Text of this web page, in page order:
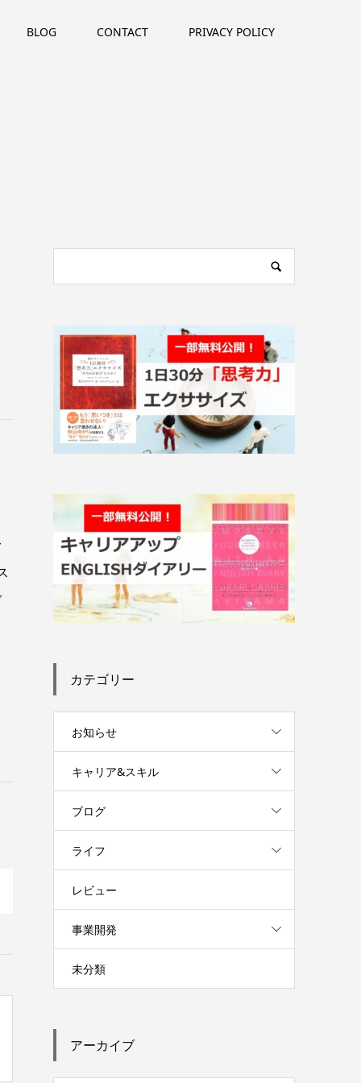
BLOG CONTACT PRIVACY POLICY
カテゴリー
お知らせ
キャリア&スキル
ブログ
ライフ
レビュー
事業開発
未分類
アーカイブ